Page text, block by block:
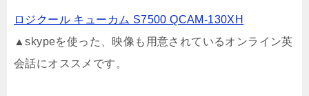
ロジクール キューカム S7500 QCAM-130XH
▲skypeを使った、映像も用意されているオンライン英
会話にオススメです。